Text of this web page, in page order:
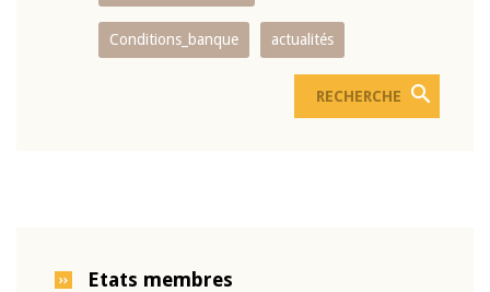
Conditions_banque actualités
Etats membres